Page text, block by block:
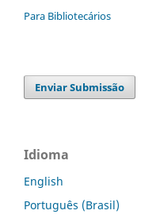
Para Bibliotecários
Enviar Submissão
Idioma
English
Português (Brasil)